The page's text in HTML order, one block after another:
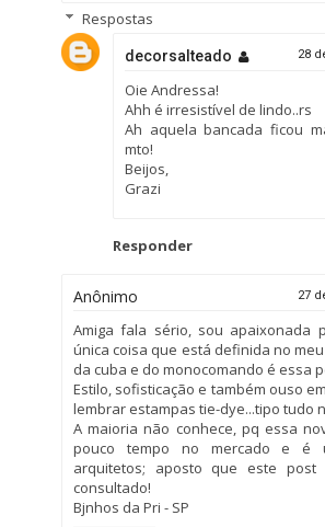
Respostas
decorsalteado 28
Oie Andressa!
Ahh é irresistível de lindo..rs
Ah aquela bancada ficou
mto!
Beijos,
Grazi
Responder
Anônimo 27
Amiga fala sério, sou apaixonada
única coisa que está definida no
da cuba e do monocomando é essa
Estilo, sofisticação e também ouso
lembrar estampas tie-dye...tipo tudo
A maioria não conhece, pq essa
pouco tempo no mercado e é
arquitetos; aposto que este post
consultado!
Bjnhos da Pri - SP